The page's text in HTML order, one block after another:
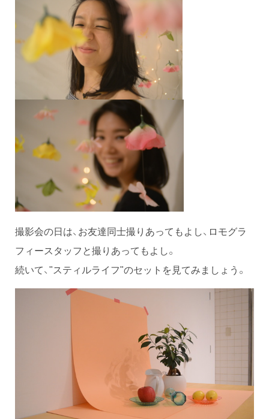
撮影会の日は、お友達同士撮りあってもよし、ロモグラ
フィースタッフと撮りあってもよし。
続いて、"スティルライフ"のセットを見てみましょう。